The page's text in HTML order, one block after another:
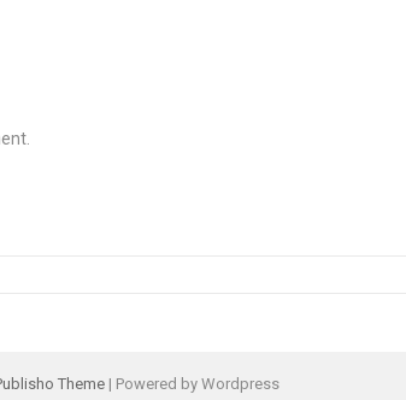
Theme| Powered by Wordpress